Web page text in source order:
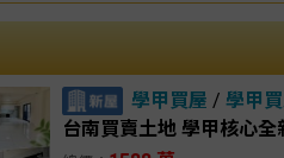
學甲買屋 / 學甲
台南買賣土地 學甲核心全